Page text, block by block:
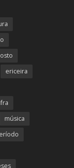
ericeira
música